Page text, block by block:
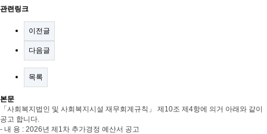
관련링크
이전글
다음글
목록
본문
「 사회복지법인 및 사회복지시설 재무회계규칙 」 제 10조 제 4항에 의거 아래와 같이
공고 합니다.
- 내 용 : 2026년 제1차 추가경정 예산서 공고